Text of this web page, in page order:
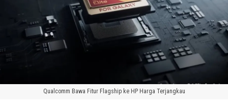
Qualcomm Bawa Fitur Flagship ke HP Harga Terjangkau